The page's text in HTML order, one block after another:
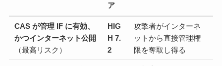
ア
CAS が管理 IF に有効、
かつインターネット公開
（最高リスク）
HIG
H 7.
2
攻撃者がインターネ
ットから直接管理権
限を奪取し得る